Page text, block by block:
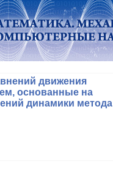
движения
основанные на
динамики метода